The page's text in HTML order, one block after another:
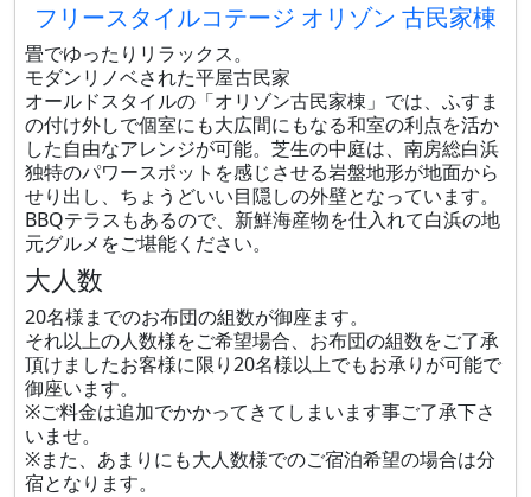
フリースタイルコテージ オリゾン 古民家棟
畳でゆったりリラックス。
モダンリノベされた平屋古民家
オールドスタイルの「オリゾン古民家棟」では、ふすま
の付け外しで個室にも大広間にもなる和室の利点を活か
した自由なアレンジが可能。芝生の中庭は、南房総白浜
独特のパワースポットを感じさせる岩盤地形が地面から
せり出し、ちょうどいい目隠しの外壁となっています。
BBQテラスもあるので、新鮮海産物を仕入れて白浜の地
元グルメをご堪能ください。
大人数
20名様までのお布団の組数が御座ます。
それ以上の人数様をご希望場合、お布団の組数をご了承
頂けましたお客様に限り20名様以上でもお承りが可能で
御座います。
※ご料金は追加でかかってきてしまいます事ご了承下さ
いませ。
※また、あまりにも大人数様でのご宿泊希望の場合は分
宿となります。